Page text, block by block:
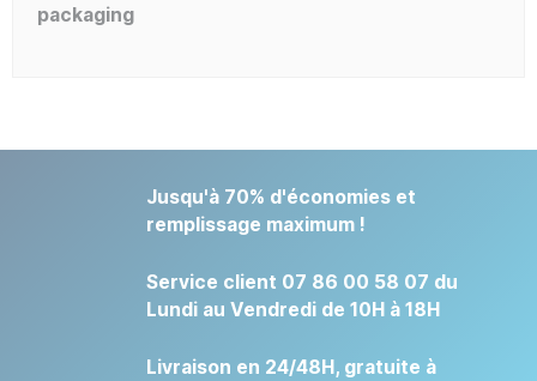
packaging
Jusqu'à 70% d'économies et
remplissage maximum !
Service client 07 86 00 58 07 du
Lundi au Vendredi de 10H à 18H
Livraison en 24/48H, gratuite à